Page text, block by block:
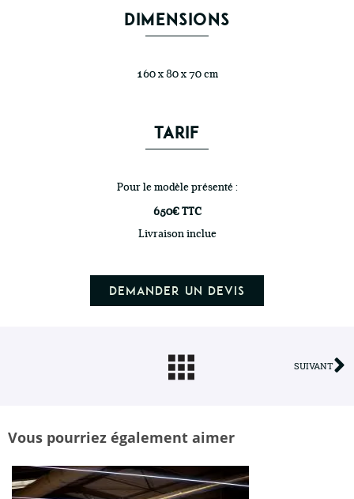
DIMENSIONS
160 x 80 x 70 cm
TARIF
Pour le modèle présenté :
650€ TTC
Livraison inclue
Demander un devis
SUIVANT
Vous pourriez également aimer